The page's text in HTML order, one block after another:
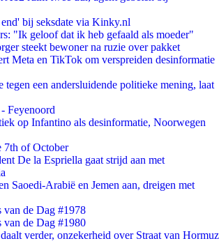
bij seksdate via Kinky.nl
"Ik geloof dat ik heb gefaald als moeder"
steekt bewoner na ruzie over pakket
Meta en TikTok om verspreiden desinformatie
tegen een andersluidende politieke mening, laat
Feyenoord
op Infantino als desinformatie, Noorwegen
7th of October
De la Espriella gaat strijd aan met
Saoedi-Arabië en Jemen aan, dreigen met
van de Dag #1978
van de Dag #1980
verder, onzekerheid over Straat van Hormuz